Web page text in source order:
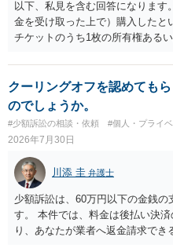
情報を割り出していくしかないよ
以下、私見を含む回答になりま
金を受け取った上で）購入したと
チケットのうち1枚の所有権ある
す。 一方、このチケット購入に
も付随していたことを無視するこ
ば、交際を終了させたことにより
重大な障害が発生しており、当然
かは微妙であり、むしろ返金すべ
合致するのではないか、という
えば、当該チケットが座席指定で
隣り合わせになることは避けたい
ところです。一方、チケットが
合わせにならずに済むかもしれま
あったり特別席であったりすれば
ん。当該チケットがチケット転
クーリングオフを認めても
のでしょうか。
#少額訴訟の相談・依頼 #個人・プライベ
2026年7月30日
川添 圭 弁護士
少額訴訟は、60万円以下の金銭
す。 本件では、料金は後払い決
り、あなたが業者へ返金請求で